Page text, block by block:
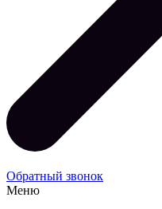
Обратный звонок
Меню